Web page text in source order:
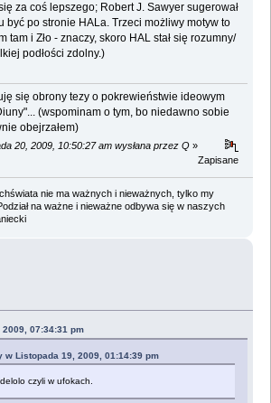
za coś lepszego; Robert J. Sawyer sugerował
być po stronie HALa. Trzeci możliwy motyw to
tam i Zło - znaczy, skoro HAL stał się rozumny/
podłości zdolny.)
się obrony tezy o pokrewieństwie ideowym
(wspominam o tym, bo niedawno sobie
obejrzałem)
20, 2009, 10:50:27 am wysłana przez Q »
Zapisane
nie ma ważnych i nieważnych, tylko my
na ważne i nieważne odbywa się w naszych
07:34:31 pm
w Listopada 19, 2009, 01:14:39 pm
czyli w ufokach.